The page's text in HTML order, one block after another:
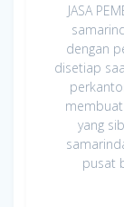
JASA
dengan
disetiap
yang
pusat